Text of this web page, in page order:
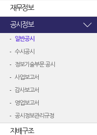
재무정보
공시정보
일반공시
수시공시
정보기술부문 공시
사업보고서
감사보고서
영업보고서
공시정보관리규정
지배구조